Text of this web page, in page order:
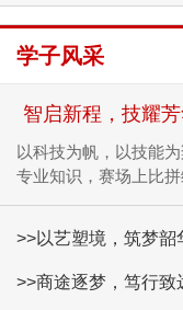
学子风采
智启新程，技耀
以科技为帆，以技能
专业知识，赛场上比
>>以艺塑境，筑梦
>>商途逐梦，笃行